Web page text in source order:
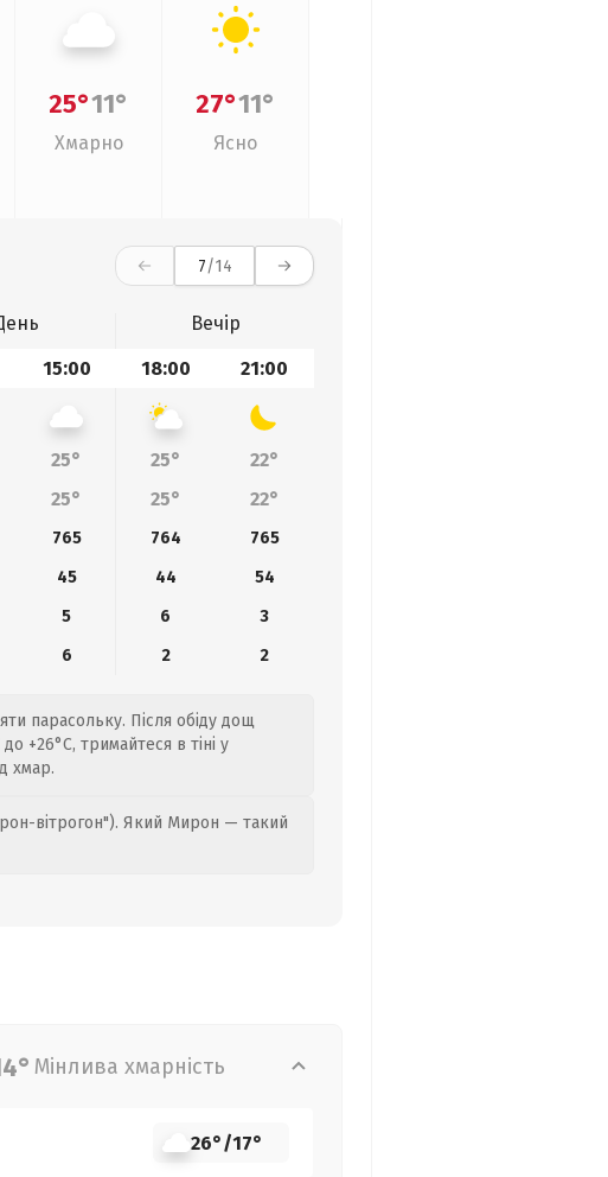
25°11°
Хмарно
27°11°
Ясно
7/14
Вечір
15:00 18:00 21:00
25° 25°
22°
25° 25° 22°
765 764
765
45 44
54
5 6
3
6 2 2
парасольку. Після обіду дощ
+26°C, тримайтеся в тіні у
хмар.
вітрогон"). Який Мирон — такий
Мінлива хмарність
26°/17°